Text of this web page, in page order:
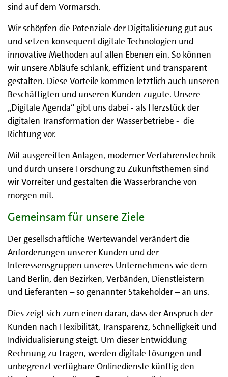
sind auf dem Vormarsch.
Wir schöpfen die Potenziale der Digitalisierung gut aus
und setzen konsequent digitale Technologien und
innovative Methoden auf allen Ebenen ein. So können
wir unsere Abläufe schlank, effizient und transparent
gestalten. Diese Vorteile kommen letztlich auch unseren
Beschäftigten und unseren Kunden zugute. Unsere
„Digitale Agenda“ gibt uns dabei - als Herzstück der
digitalen Transformation der Wasserbetriebe - die
Richtung vor.
Mit ausgereiften Anlagen, moderner Verfahrenstechnik
und durch unsere Forschung zu Zukunftsthemen sind
wir Vorreiter und gestalten die Wasserbranche von
morgen mit.
Gemeinsam für unsere Ziele
Der gesellschaftliche Wertewandel verändert die
Anforderungen unserer Kunden und der
Interessensgruppen unseres Unternehmens wie dem
Land Berlin, den Bezirken, Verbänden, Dienstleistern
und Lieferanten – so genannter Stakeholder – an uns.
Dies zeigt sich zum einen daran, dass der Anspruch der
Kunden nach Flexibilität, Transparenz, Schnelligkeit und
Individualisierung steigt. Um dieser Entwicklung
Rechnung zu tragen, werden digitale Lösungen und
unbegrenzt verfügbare Onlinedienste künftig den